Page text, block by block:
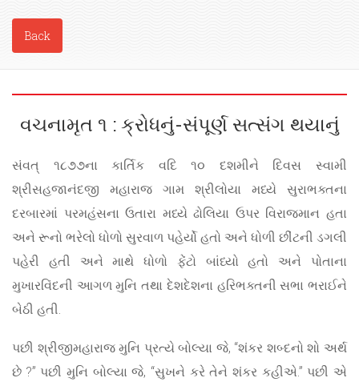
Back
વચનામૃત ૧ : ક્રોધનું-સંપૂર્ણ સત્સંગ થયાનું
સંવત્ ૧૮૭૭ના કાર્તિક વદિ ૧૦ દશમીને દિવસ સ્વામી
શ્રીસહજાનંદજી મહારાજ ગામ શ્રીલોયા મધ્યે સુરાભક્તના
દરબારમાં પરમહંસના ઉતારા મધ્યે ઢોલિયા ઉપર વિરાજમાન હતા
અને રૂનો ભરેલો ધોળો સુરવાળ પહેર્યો હતો અને ધોળી છીંટની ડગલી
પહેરી હતી અને માથે ધોળો ફેંટો બાંધ્યો હતો અને પોતાના
મુખારવિંદની આગળ મુનિ તથા દેશદેશના હરિભક્તની સભા ભરાઈને
બેઠી હતી.
પછી શ્રીજીમહારાજ મુનિ પ્રત્યે બોલ્યા જે, “શંકર શબ્દનો શો અર્થ
છે ?” પછી મુનિ બોલ્યા જે, “સુખને કરે તેને શંકર કહીએ.” પછી એ